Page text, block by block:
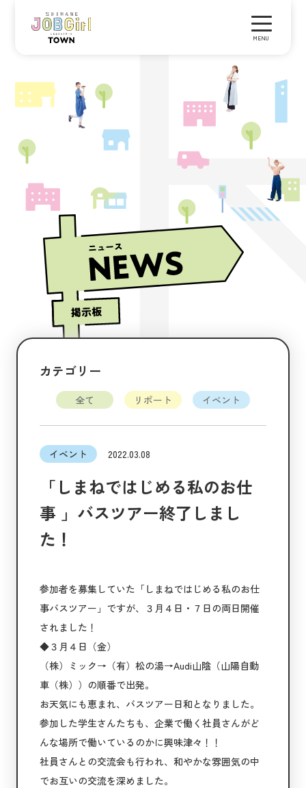
カテゴリー
全て リポート イベント
イベント 2022.03.08
「しまねではじめる私のお仕
事 」バスツアー終了しまし
た！
参加者を募集していた「しまねではじめる私のお仕
事バスツアー」ですが、３月４日・７日の両日開催
されました！
◆３月４日（金）
（株）ミック→（有）松の湯→Audi山陰（山陽自動
車（株））の順番で出発。
お天気にも恵まれ、バスツアー日和となりました。
参加した学生さんたちも、企業で働く社員さんがど
んな場所で働いているのかに興味津々！！
社員さんとの交流会も行われ、和やかな雰囲気の中
でお互いの交流を深めました。